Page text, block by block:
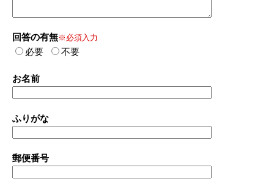
回答の有無※必須入力
必要 不要
お名前
ふりがな
郵便番号